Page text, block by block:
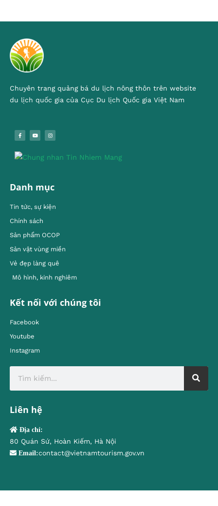
Chuyên trang quảng bá du lịch nông thôn trên website
du lịch quốc gia của Cục Du lịch Quốc gia Việt Nam
Danh mục
Tin tức, sự kiện
Chính sách
Sản phẩm OCOP
Sản vật vùng miền
Vẻ đẹp làng quê
Mô hình, kinh nghiêm
Kết nối với chúng tôi
Facebook
Youtube
Instagram
Liên hệ
Địa chỉ:
80 Quán Sứ, Hoàn Kiếm, Hà Nội
Email:contact@vietnamtourism.gov.vn